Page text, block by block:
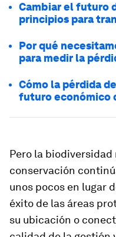
Cambiar el futuro
principios para
Por qué
para medir la
Cómo la pérdida
futuro económico
Pero la biodiversidad
conservación
unos pocos en lugar
éxito de las áreas
su ubicación o